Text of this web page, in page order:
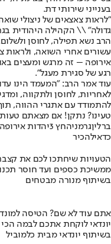
בענייני שירותי דת.
"לראות צאצאים של ניצולי
גדולה" \\ הקהילה היהודית
הרב נשא תפילה, לחוסן
עשורים אחרי השואה, ולראות
אירופה – זה מרגש ומעצים
רגע של סגירת מעגל".
עוד אמר הרב: "המעמד הינו
לאחריות, לחוסן ולתקווה,
להתמודד עם אתגרי ההווה,
טעינו? נתקן! אם מצאתם
ברליןגרמניהחץ 3
יהדות אירופה
כדאילהכיר
הטעויות שיחתכו לכם את
ממשיכת כספים ועד חוסר
בשיתוף מנורה מבטחים
אתם עוד לא שם? הטיסה
יונדאי לוקחת אתכם לבמה הכי
בשיתוף יונדאי מבית כלמוביל